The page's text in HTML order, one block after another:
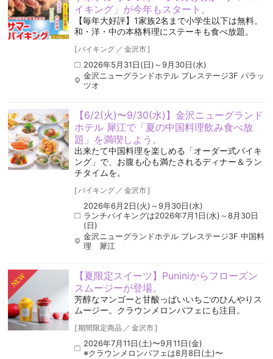
イキング」が今年もスタート。
【毎年大好評】1家族2名まで小学生以下は無料。
和・洋・中の本格料理にステーキも食べ放題。
[バイキング ／ 金沢市]
2026年5月31日(日)～9月30日(水)
金沢ニューグランドホテル プレステージ3F パラッ
ツオ
【6/2(火)〜9/30(水)】金沢ニューグランド
ホテル 犀江で「夏の中国料理飲み食べ放
題」を満喫しよう。
出来たて中国料理を楽しめる「オーダー式バイキ
ング」で、お腹も心も満たされるディナー＆ラン
チタイムを。
[バイキング ／ 金沢市]
2026年6月2日(火)～9月30日(水)
ランチバイキングは2026年7月1日(水)～8月30日
(日)
金沢ニューグランドホテル プレステージ3F 中国料
理 犀江
NEW
【夏限定スイーツ】Puniniからフローズン
スムージーが登場。
芳醇なマンゴーと甘酸っぱいいちごのひんやりス
ムージー。クラウンメロンパフェにも注目。
[期間限定商品 ／ 金沢市]
2026年7月11日(土)〜9月11日(金)
※クラウンメロンパフェは8月8日(土)〜